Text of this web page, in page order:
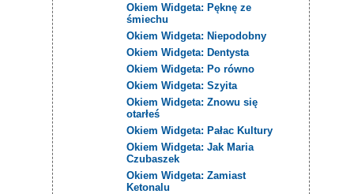
Okiem Widgeta: Pęknę ze
śmiechu
Okiem Widgeta: Niepodobny
Okiem Widgeta: Dentysta
Okiem Widgeta: Po równo
Okiem Widgeta: Szyita
Okiem Widgeta: Znowu się
otarłeś
Okiem Widgeta: Pałac Kultury
Okiem Widgeta: Jak Maria
Czubaszek
Okiem Widgeta: Zamiast
Ketonalu